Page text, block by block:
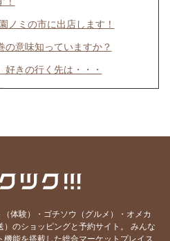
ノミの市に出店します！
の意味知っていますか？
好きの行く先は・・・
ぎない脳へ
サプリを摂るその前に・・・
い？軽トラックになりたい？食
同じ！
体験）・ゴチソウ（グルメ）・オメカ
のショッピングと予約サイト。
みんな
能を搭載した総合マーケットプレイス